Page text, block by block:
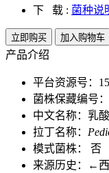
下 载 : 菌种说
立即购买 加入购物车
产品介绍
平台资源号：
菌株保藏编号
中文名称：乳
拉丁名称：
模式菌株： 否
来源历史：←